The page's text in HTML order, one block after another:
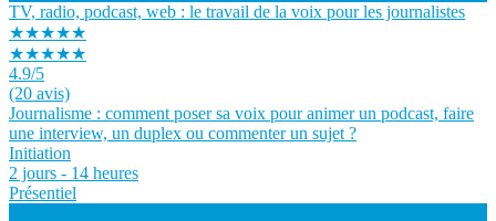
TV, radio, podcast, web : le travail de la voix pour les journalistes
★★★★★
★★★★★
4.9/5
(20 avis)
Journalisme : comment poser sa voix pour animer un podcast, faire
une interview, un duplex ou commenter un sujet ?
Initiation
2 jours - 14 heures
Présentiel